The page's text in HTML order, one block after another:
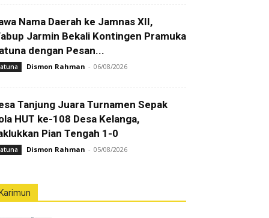
Nama Daerah ke Jamnas XII,
Jarmin Bekali Kontingen Pramuka
dengan Pesan...
Dismon Rahman - 06/08/2026
Tanjung Juara Turnamen Sepak
HUT ke-108 Desa Kelanga,
Pian Tengah 1-0
Dismon Rahman - 05/08/2026